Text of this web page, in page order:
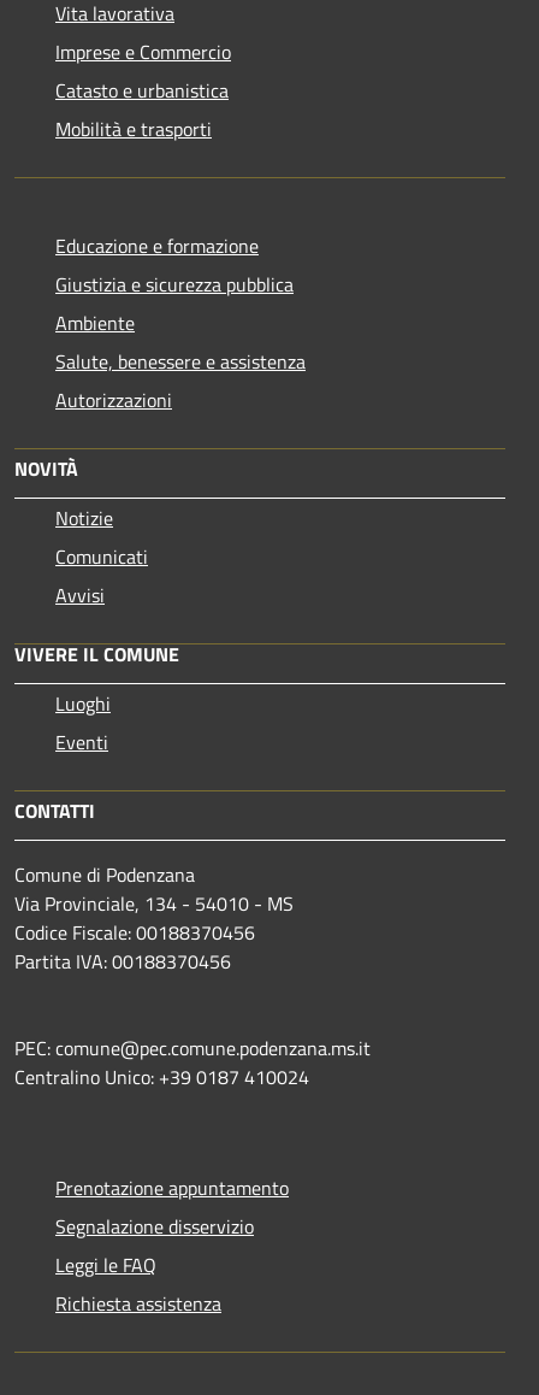
Vita lavorativa
Imprese e Commercio
Catasto e urbanistica
Mobilità e trasporti
Educazione e formazione
Giustizia e sicurezza pubblica
Ambiente
Salute, benessere e assistenza
Autorizzazioni
NOVITÀ
Notizie
Comunicati
Avvisi
VIVERE IL COMUNE
Luoghi
Eventi
CONTATTI
Comune di Podenzana
Via Provinciale, 134 - 54010 - MS
Codice Fiscale: 00188370456
Partita IVA: 00188370456
PEC: comune@pec.comune.podenzana.ms.it
Centralino Unico: +39 0187 410024
Prenotazione appuntamento
Segnalazione disservizio
Leggi le FAQ
Richiesta assistenza